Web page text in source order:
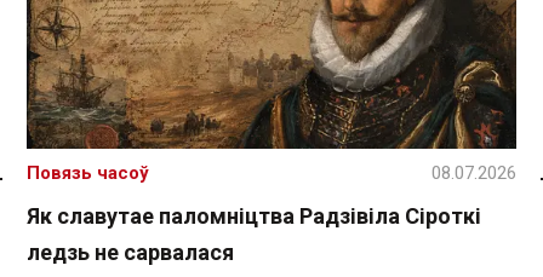
Спасылка без VPN
Як славутае паломніцтва Радзівіла Сіроткі
ледзь не сарвалася
Повязь часоў 08.07.2026